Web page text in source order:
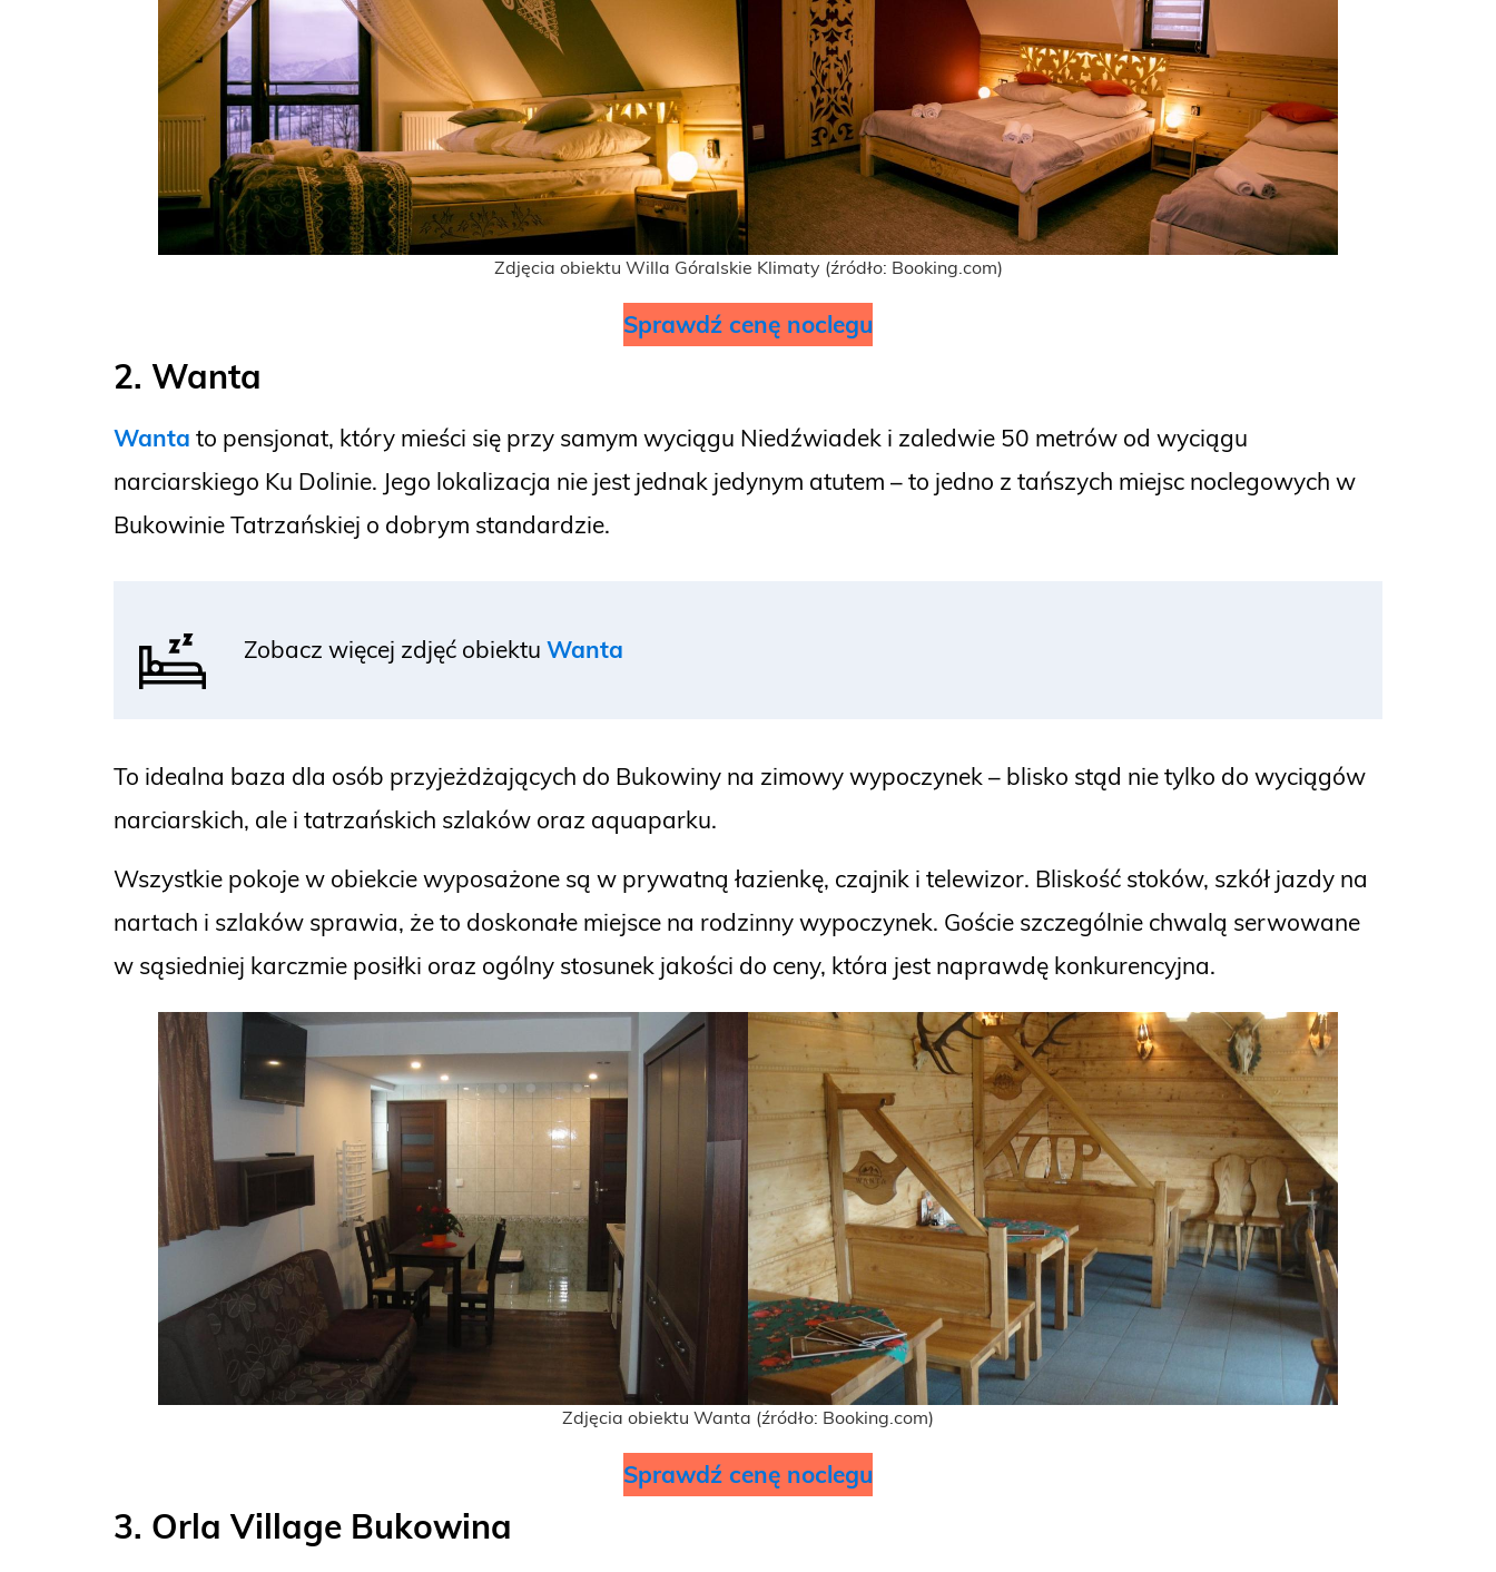
Zdjęcia obiektu Willa Góralskie Klimaty (źródło: Booking.com)
Sprawdź cenę noclegu
2. Wanta
Wanta to pensjonat, który mieści się przy samym wyciągu Niedźwiadek i zaledwie 50 metrów od wyciągu
narciarskiego Ku Dolinie. Jego lokalizacja nie jest jednak jedynym atutem – to jedno z tańszych miejsc noclegowych w
Bukowinie Tatrzańskiej o dobrym standardzie.
Zobacz więcej zdjęć obiektu Wanta
To idealna baza dla osób przyjeżdżających do Bukowiny na zimowy wypoczynek – blisko stąd nie tylko do wyciągów
narciarskich, ale i tatrzańskich szlaków oraz aquaparku.
Wszystkie pokoje w obiekcie wyposażone są w prywatną łazienkę, czajnik i telewizor. Bliskość stoków, szkół jazdy na
nartach i szlaków sprawia, że to doskonałe miejsce na rodzinny wypoczynek. Goście szczególnie chwalą serwowane
w sąsiedniej karczmie posiłki oraz ogólny stosunek jakości do ceny, która jest naprawdę konkurencyjna.
Zdjęcia obiektu Wanta (źródło: Booking.com)
Sprawdź cenę noclegu
3. Orla Village Bukowina